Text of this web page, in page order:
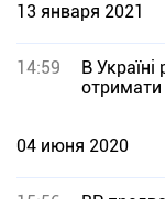
13 января 2021
14:59
В
отримати
04 июня 2020